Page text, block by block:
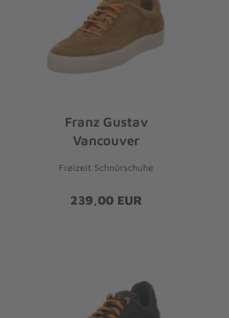
Franz Gustav
Vancouver
Freizeit Schnürschuhe
239,00 EUR